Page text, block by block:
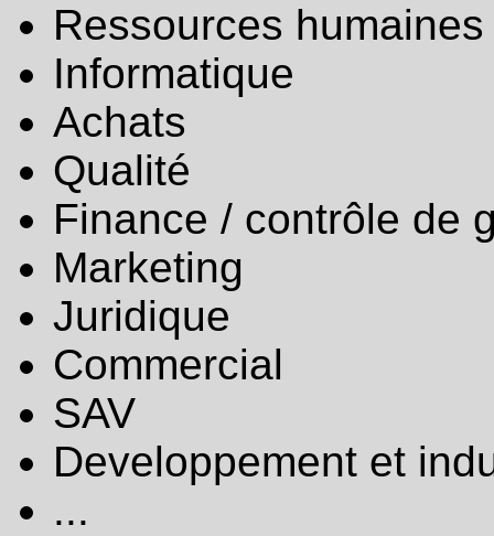
Ressources humaines
Informatique
Achats
Qualité
Finance / contrôle de
Marketing
Juridique
Commercial
SAV
Developpement et
...